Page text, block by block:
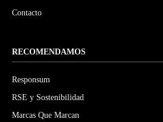
Contacto
RECOMENDAMOS
Responsum
RSE y Sostenibilidad
Marcas Que Marcan